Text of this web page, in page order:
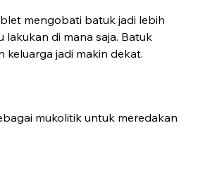
mengobati batuk jadi lebih
lakukan di mana saja. Batuk
keluarga jadi makin dekat.
mukolitik untuk meredakan